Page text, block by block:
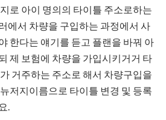
로 아이 명의의 타이틀 주소로하는
에서 차량을 구입하는 과정에서 사
한다는 얘기를 듣고 플랜을 바꿔 아
제 보험에 차량을 가입시키거거 타
거주하는 주소로 해서 차량구입을
저지이름으로 타이틀 변경 및 등록
.